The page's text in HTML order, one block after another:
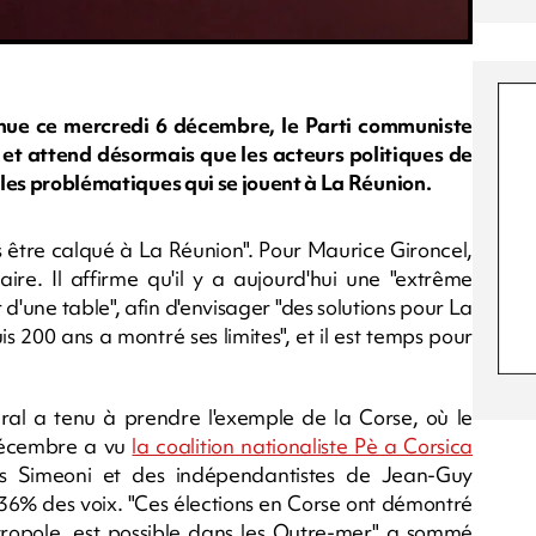
ce mercredi 6 décembre, le Parti communiste
attend désormais que les acteurs politiques de
problématiques qui se jouent à La Réunion.
calqué à La Réunion". Pour Maurice Gironcel,
Il affirme qu'il y a aujourd'hui une "extrême
table", afin d'envisager "des solutions pour La
200 ans a montré ses limites", et il est temps pour
a tenu à prendre l'exemple de la Corse, où le
a vu la coalition nationaliste Pè a Corsica
Simeoni et des indépendantistes de Jean-Guy
des voix. "Ces élections en Corse ont démontré